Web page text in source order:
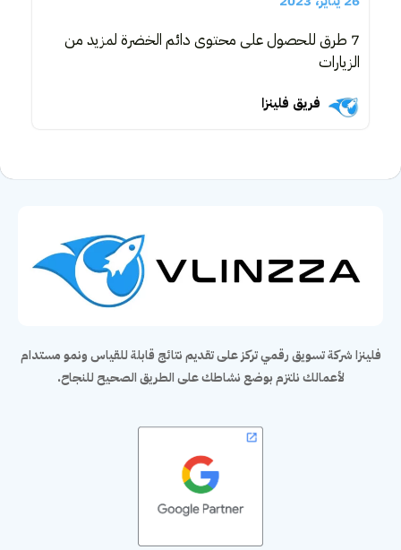
7 طرق للحصول على محتوى دائم الخضرة لمزيد من
الزيارات
فريق فلينزا
فلينزا شركة تسويق رقمي تركز على تقديم نتائج قابلة للقياس ونمو مستدام
لأعمالك نلتزم بوضع نشاطك على الطريق الصحيح للنجاح.